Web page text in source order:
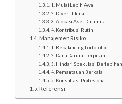
1. Mulai Lebih Awal
2. Diversifikasi
3. Alokasi Aset Dinamis
4. Kontribusi Rutin
Manajemen Risiko
1. Rebalancing Portofolio
2. Dana Darurat Terpisah
3. Hindari Spekulasi Berlebihan
4. Pemantauan Berkala
5. Konsultasi Profesional
Referensi